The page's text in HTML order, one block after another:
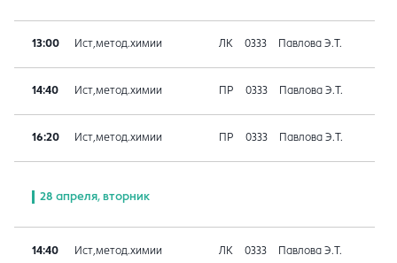
13:00 Ист,метод.химии ЛК 0333 Павлова Э.Т.
14:40 Ист,метод.химии ПР 0333 Павлова Э.Т.
16:20 Ист,метод.химии ПР 0333 Павлова Э.Т.
28 апреля, вторник
14:40 Ист,метод.химии ЛК 0333 Павлова Э.Т.